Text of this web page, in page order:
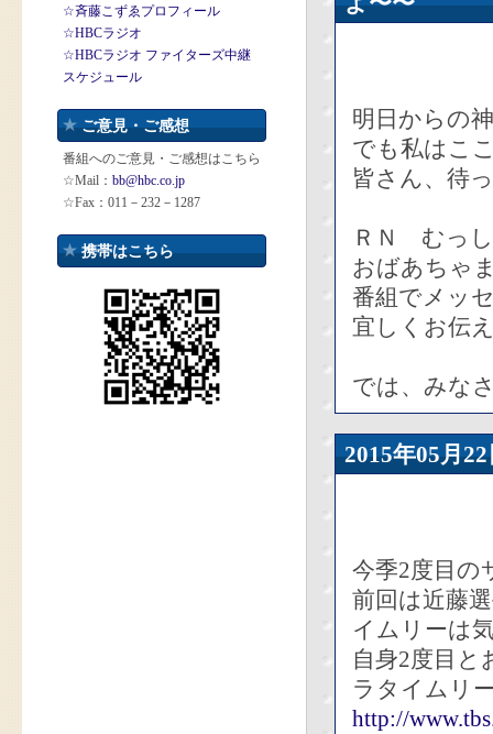
☆斉藤こずゑプロフィール
☆HBCラジオ
☆HBCラジオ ファイターズ中継
スケジュール
ご意見・ご感想
番組へのご意見・ご感想はこちら
☆Mail： bb@hbc.co.jp
☆Fax：011－232－1287
携帯はこちら
明日からの
でも私はこ
皆さん、待
ＲＮ むっ
おばあちゃ
番組でメッ
宜しくお伝
では、みな
2015年05
今季2度目
前回は近藤
イムリーは
自身2度目
ラタイムリ
http://